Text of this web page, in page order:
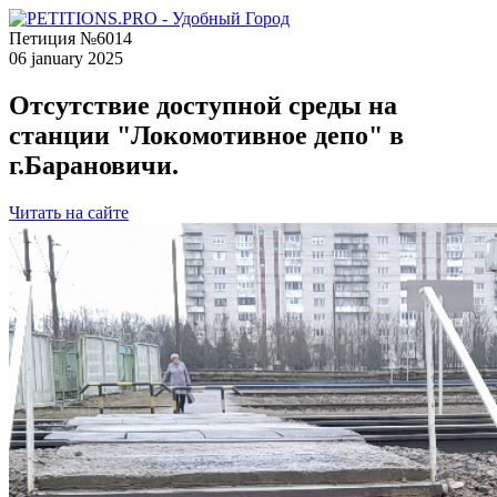
Петиция №6014
06 january 2025
Отсутствие доступной среды на
станции "Локомотивное депо" в
г.Барановичи.
Читать на сайте